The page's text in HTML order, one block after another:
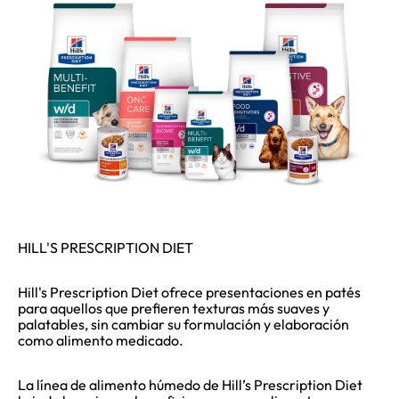
HILL'S PRESCRIPTION DIET
Hill's Prescription Diet ofrece presentaciones en patés
para aquellos que prefieren texturas más suaves y
palatables, sin cambiar su formulación y elaboración
como alimento medicado.
La línea de alimento húmedo de Hill’s Prescription Diet